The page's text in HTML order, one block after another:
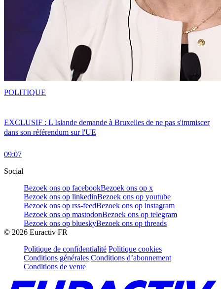
EXCLUSIF : L'Islande demande à Bruxelles de ne pas s'immiscer
dans son référendum sur l'UE
09:07
POLITIQUE
Social
Bezoek ons op facebookBezoek ons op x
Bezoek ons op linkedinBezoek ons op youtube
Bezoek ons op rss-feedBezoek ons op instagram
Bezoek ons op mastodonBezoek ons op telegram
Bezoek ons op blueskyBezoek ons op threads
© 2026 Euractiv FR
Politique de confidentialité Politique cookies
Conditions générales Conditions d’abonnement
Conditions de vente